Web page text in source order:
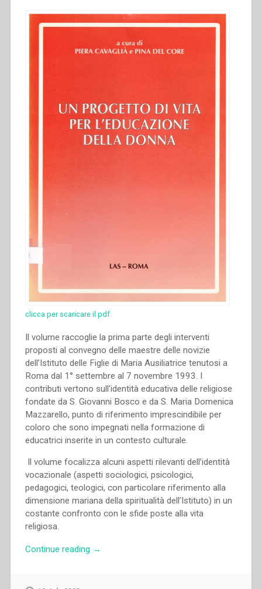
clicca per scaricare il pdf
Il volume raccoglie la prima parte degli interventi
proposti al convegno delle maestre delle novizie
dell’Istituto delle Figlie di Maria Ausiliatrice tenutosi a
Roma dal 1° settembre al 7 novembre 1993. I
contributi vertono sull’identità educativa delle religiose
fondate da S. Giovanni Bosco e da S. Maria Domenica
Mazzarello, punto di riferimento imprescindibile per
coloro che sono impegnati nella formazione di
educatrici inserite in un contesto culturale.
Il volume focalizza alcuni aspetti rilevanti dell’identità
vocazionale (aspetti sociologici, psicologici,
pedagogici, teologici, con particolare riferimento alla
dimensione mariana della spiritualità dell’Istituto) in un
costante confronto con le sfide poste alla vita
religiosa.
Continue reading “Piera
→